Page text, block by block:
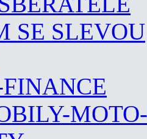
SE SLEVOU
FINANCE